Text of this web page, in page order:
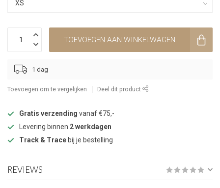
TOEVOEGEN AAN WINKELWAGEN
1 dag
Toevoegen om te vergelijken Deel dit product
Gratis verzending vanaf €75,-
Levering binnen 2 werkdagen
Track & Trace bij je bestelling
REVIEWS